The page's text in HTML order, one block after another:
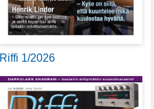
Riffi 1/2026